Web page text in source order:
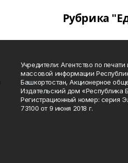
Рубрика
Учредители: Агентство по
массовой информации
Башкортостан, Акционерное
Издательский дом «Республика
Регистрационный номер: серия
73100 от 9 июня 2018 г.